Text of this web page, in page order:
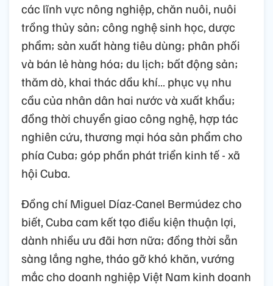
các lĩnh vực nông nghiệp, chăn nuôi, nuôi
trồng thủy sản; công nghệ sinh học, dược
phẩm; sản xuất hàng tiêu dùng; phân phối
và bán lẻ hàng hóa; du lịch; bất động sản;
thăm dò, khai thác dầu khí… phục vụ nhu
cầu của nhân dân hai nước và xuất khẩu;
đồng thời chuyển giao công nghệ, hợp tác
nghiên cứu, thương mại hóa sản phẩm cho
phía Cuba; góp phần phát triển kinh tế - xã
hội Cuba.
Đồng chí Miguel Díaz-Canel Bermúdez cho
biết, Cuba cam kết tạo điều kiện thuận lợi,
dành nhiều ưu đãi hơn nữa; đồng thời sẵn
sàng lắng nghe, tháo gỡ khó khăn, vướng
mắc cho doanh nghiệp Việt Nam kinh doanh